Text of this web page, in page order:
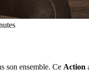
son ensemble. Ce Action